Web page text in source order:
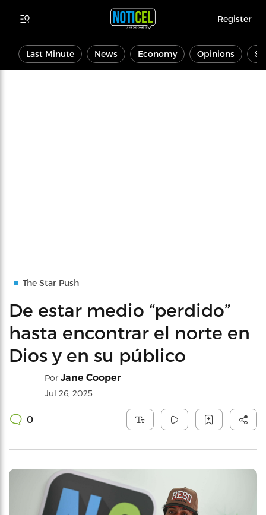
Register
Last Minute News Economy Opinions
The Star Push
De estar medio “perdido”
hasta encontrar el norte en
Dios y en su público
Por Jane Cooper
Jul 26, 2025
0